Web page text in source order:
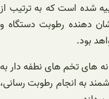
تعبیه شده است که به ترتیب از
دهنده رطوبت دستگاه و
بود.
های تخم های نطفه دار به
هوشمند به انجام رطوبت رسانی،